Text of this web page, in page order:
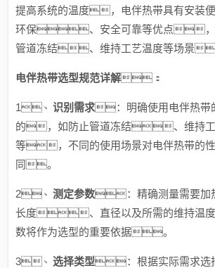
提高系统的温度，电伴热带具有安
环保、安全可靠等优点，
管道冻结、维持工艺温度等场景
电伴热带选型规范详解：
1、识别需求：明确使用电伴热带
的，如防止管道冻结、维持工
等，不同的使用场景对电伴热带的
同。
2、测定参数：精确测量需要加
长度、直径以及所需的维持温
数将作为选型的重要依据。
3、选择类型：根据实际需求选